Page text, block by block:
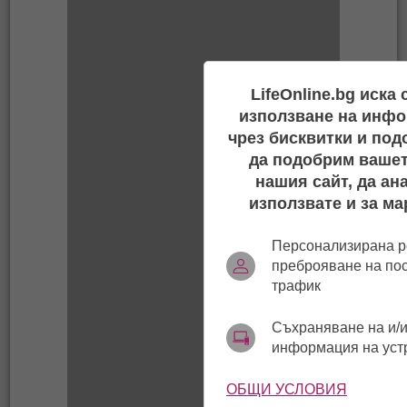
LifeOnline.bg иска
използване на
чрез бисквитки и
да подобрим
нашия сайт, да
използвате и за
Персонализирана
преброяване на
трафик
Съхраняване на и/
информация на
ОБЩИ УСЛОВИЯ